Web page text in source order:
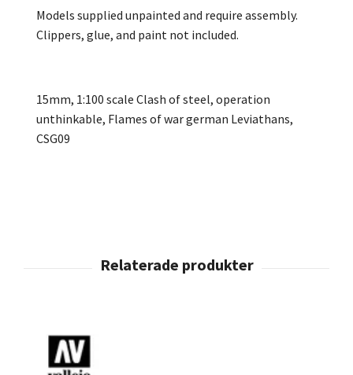
Models supplied unpainted and require assembly.
Clippers, glue, and paint not included.
15mm, 1:100 scale Clash of steel, operation
unthinkable, Flames of war german Leviathans,
CSG09